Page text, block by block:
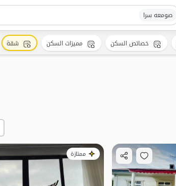
صومعه سرا
ممتازة
خصائص السكن مميزات السكن شقة